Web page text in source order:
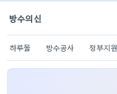
방수의신
하루몰 방수공사 정부지원